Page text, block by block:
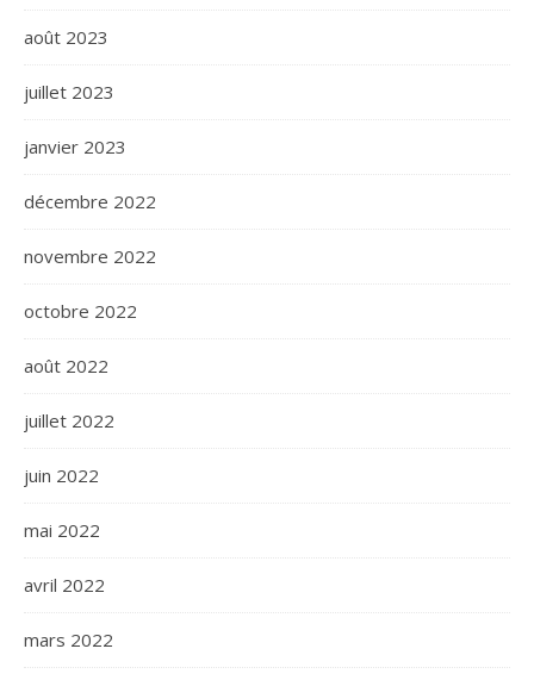
août 2023
juillet 2023
janvier 2023
décembre 2022
novembre 2022
octobre 2022
août 2022
juillet 2022
juin 2022
mai 2022
avril 2022
mars 2022